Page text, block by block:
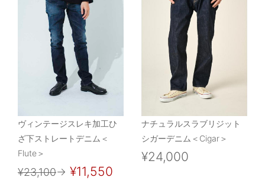
ヴィンテージスレキ加工ひ
ざ下ストレートデニム＜
Flute＞
¥23,100→ ¥11,550
ナチュラルスラブリジット
シガーデニム＜Cigar＞
¥24,000